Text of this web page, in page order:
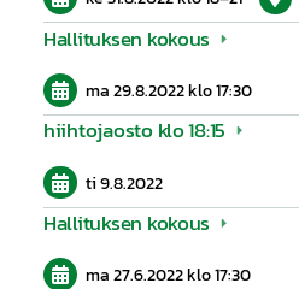
Hallituksen kokous
ma 29.8.2022klo 17:30
hiihtojaosto klo 18:15
ti 9.8.2022
Hallituksen kokous
ma 27.6.2022klo 17:30